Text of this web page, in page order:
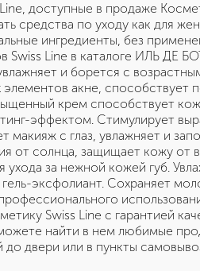
доступные в продаже
средства по уходу как для
ингредиенты, без
Swiss Line в каталоге ИЛЬ ДЕ
и борется с
элементов акне,
крем способствует
эффектом. Стимулирует
макияж с глаз, увлажняет и
от солнца, защищает кожу от
за нежной кожей губ.
эксфолиант. Сохраняет
Swiss Line с гарантией
найти в нем любимые
двери или в пункты